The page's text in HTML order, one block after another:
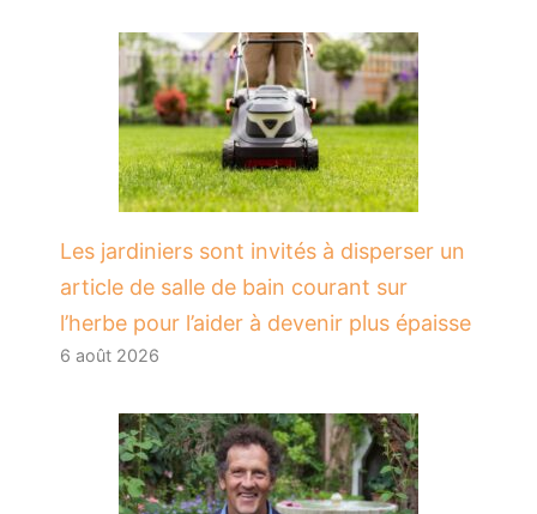
Les jardiniers sont invités à disperser un
article de salle de bain courant sur
l’herbe pour l’aider à devenir plus épaisse
6 août 2026